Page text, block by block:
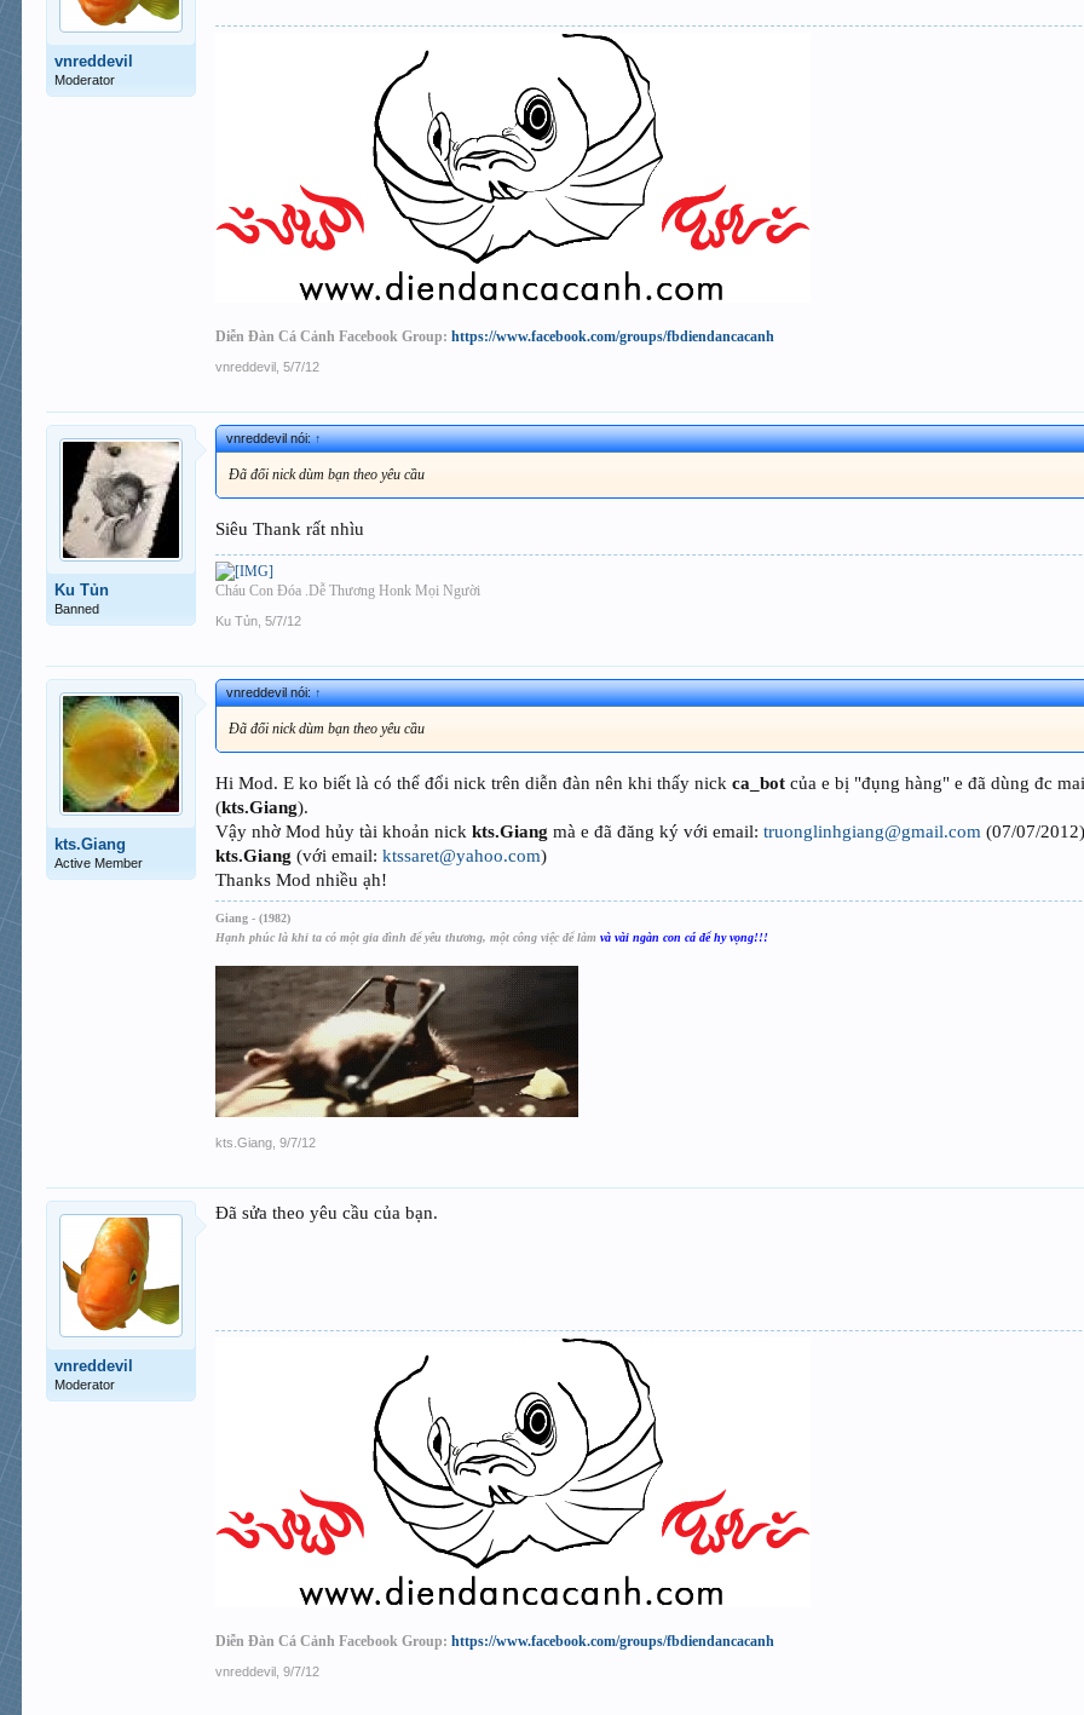
vnreddevil
Moderator
Diễn Đàn Cá Cảnh Facebook Group:https://www.facebook.com/groups/fbdiendancacanh
vnreddevil 5/7/12
Ku Tủn
Banned
vnreddevil nói:↑
Đã đổi nick dùm bạn theo yêu cầu
Siêu Thank rất nhìu
Cháu Con Đóa .Dễ Thương Honk Mọi Người
Ku Tủn 5/7/12
kts.Giang
Active Member
vnreddevil nói:↑
Đã đổi nick dùm bạn theo yêu cầu
Hi Mod. E ko biết là có thể đổi nick trên diễn đàn nên khi thấy nickca_bot của e bị "đụng hàng" e đã dùng đc
(kts.Giang).
Vậy nhờ Mod hủy tài khoản nickkts.Giang mà e đã đăng ký với email:truonglinhgiang@gmail.com (07/07/
kts.Giang (với email:ktssaret@yahoo.com)
Thanks Mod nhiều ạh!
Giang - (1982)
Hạnh phúc là khi ta có một gia đình để yêu thương, một công việc để làmvà vài ngàn con cá để hy vọng!!!
kts.Giang 9/7/12
vnreddevil
Moderator
Đã sửa theo yêu cầu của bạn.
Diễn Đàn Cá Cảnh Facebook Group:https://www.facebook.com/groups/fbdiendancacanh
vnreddevil 9/7/12